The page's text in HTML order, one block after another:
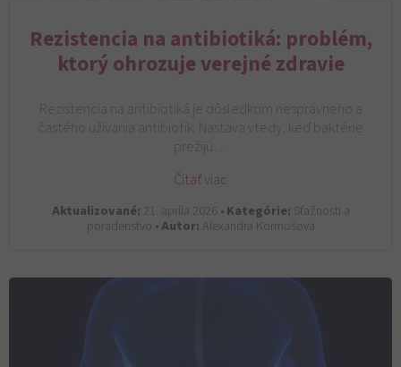
Rezistencia na antibiotiká: problém,
ktorý ohrozuje verejné zdravie
Rezistencia na antibiotiká je dôsledkom nesprávneho a
častého užívania antibiotík. Nastáva vtedy, keď baktérie
prežijú…
Čítať viac
Aktualizované: 21. apríla 2026 •Kategórie: Sťažnosti a
poradenstvo •Autor: Alexandra Kormošová